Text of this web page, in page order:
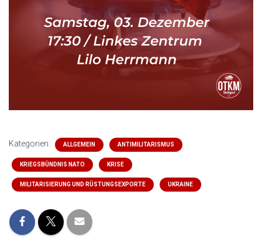
Kategorien: ALLGEMEIN ANTIMILITARISMUS
KRIEGSBÜNDNIS NATO KRISE
MILITARISIERUNG UND RÜSTUNGSEXPORTE UKRAINE